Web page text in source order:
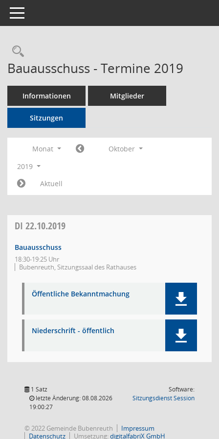
Toggle navigation
Rechercheauswahl
Bauausschuss - Termine 2019
Informationen Mitglieder
Sitzungen
Monat
Oktober
2019
Aktuell
DI 22.10.2019
Bauausschuss
18:30-19:25 Uhr
Bubenreuth, Sitzungssaal des Rathauses
Öffentliche Bekanntmachung
Niederschrift - öffentlich
1 Satz
letzte Änderung: 08.08.2026
19:00:27
Software:
SitzungsdienstSession(Wird in
© 2022 Gemeinde Bubenreuth
Impressum
Datenschutz
Umsetzung:digitalfabriX GmbH